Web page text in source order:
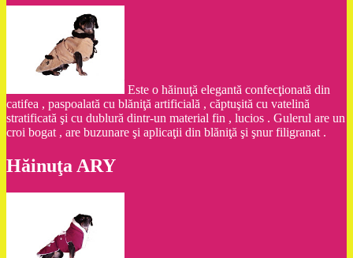
Este o hăinuţă elegantă confecţionată din
catifea , paspoalată cu blăniţă artificială , căptuşită cu vatelină
stratificată şi cu dublură dintr-un material fin , lucios . Gulerul are un
croi bogat , are buzunare şi aplicaţii din blăniţă şi şnur filigranat .
Hăinuţa ARY